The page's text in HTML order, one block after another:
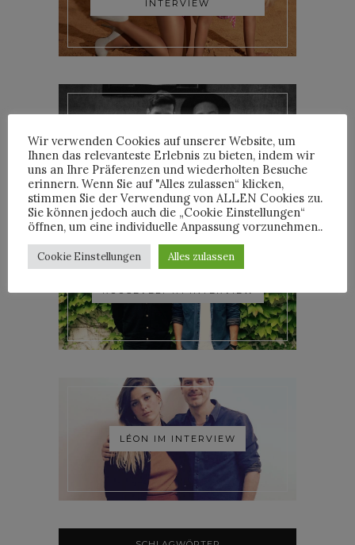
INTERVIEW
YOANN LEMOINE AKA
WOODKID IM INTERVIEW
LÉON IM INTERVIEW
Wir verwenden Cookies auf unserer Website, um
Ihnen das relevanteste Erlebnis zu bieten, indem wir
uns an Ihre Präferenzen und wiederholten Besuche
erinnern. Wenn Sie auf "Alles zulassen“ klicken,
stimmen Sie der Verwendung von ALLEN Cookies zu.
Sie können jedoch auch die „Cookie Einstellungen“
öffnen, um eine individuelle Anpassung vorzunehmen..
Cookie Einstellungen Alles zulassen